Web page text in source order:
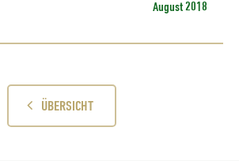
August 2018
ÜBERSICHT